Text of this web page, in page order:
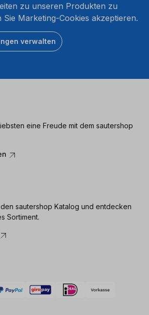
zu unseren Produkten zu
Sie Marketing-Cookies akzeptieren.
verwalten
eine Freude mit dem sautershop
sautershop Katalog und entdecken
Sortiment.